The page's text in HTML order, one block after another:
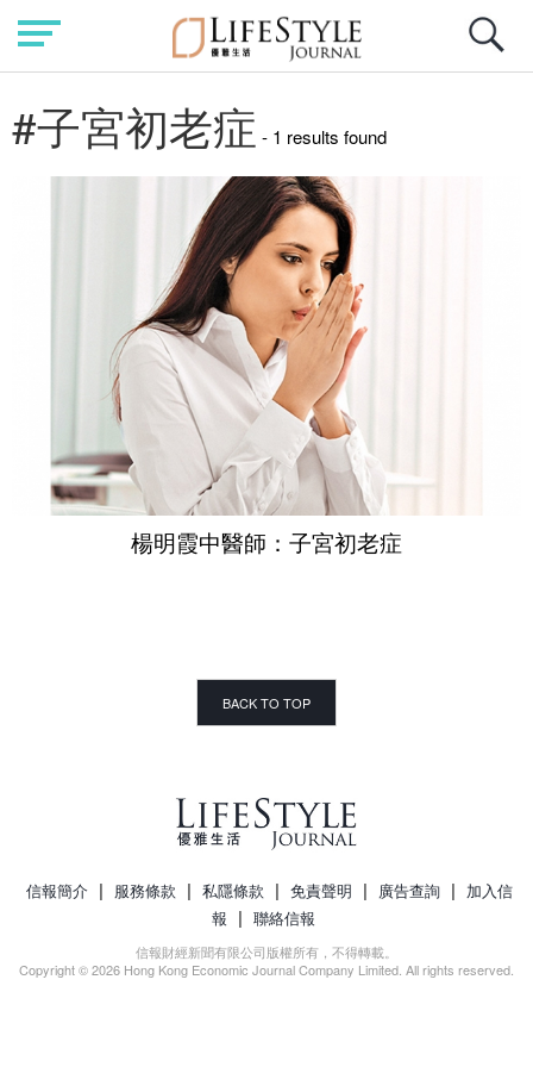
#子宮初老症 - 1 results found
楊明霞中醫師：子宮初老症
BACK TO TOP
信報簡介 | 服務條款 | 私隱條款 | 免責聲明 | 廣告查詢 | 加入信
報 | 聯絡信報
信報財經新聞有限公司版權所有，不得轉載。
Copyright © 2026 Hong Kong Economic Journal Company Limited. All rights reserved.